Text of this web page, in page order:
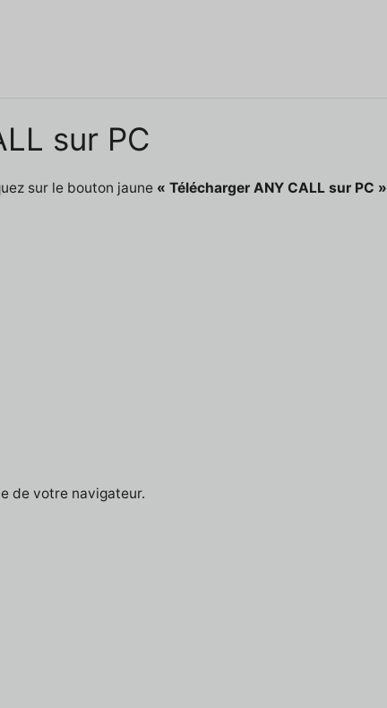
sur PC
sur le bouton jaune « Télécharger ANY CALL sur PC »
de votre navigateur.